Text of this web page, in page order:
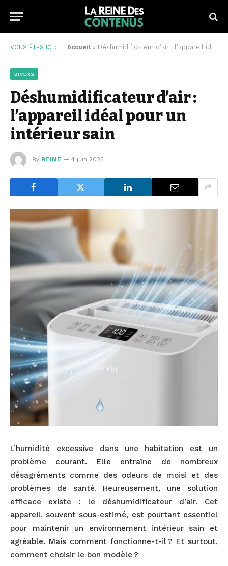
VOUS ÊTES ICI : Accueil » Déshumidificateur d’air : l’appareil idéal pour un intérieur sain
DIVERS
Déshumidificateur d’air :
l’appareil idéal pour un
intérieur sain
By REINE 4 juin 2025
L’humidité excessive dans une habitation est un
problème courant. Elle entraîne de nombreux
désagréments comme des odeurs de moisi et des
problèmes de santé. Heureusement, une solution
efficace existe : le déshumidificateur d’air. Cet
appareil, souvent sous-estimé, est pourtant essentiel
pour maintenir un environnement intérieur sain et
agréable. Mais comment fonctionne-t-il ? Et surtout,
comment choisir le bon modèle ?